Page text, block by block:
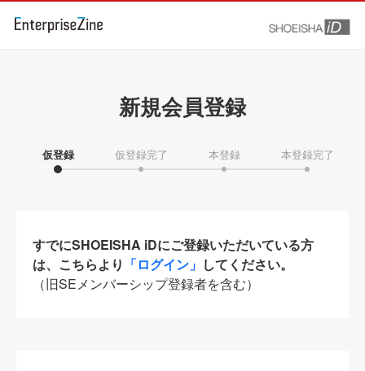
新規会員登録
仮登録 仮登録完了 本登録 本登録完了
すでにSHOEISHA iDにご登録いただいている方
は、こちらより 「ログイン」 してください。
（旧SEメンバーシップ登録者を含む）